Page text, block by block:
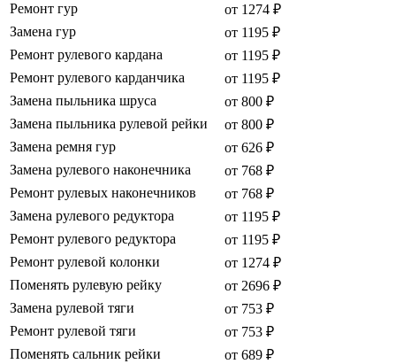
Ремонт гур
от 1274 ₽
Замена гур
от 1195 ₽
Ремонт рулевого кардана
от 1195 ₽
Ремонт рулевого карданчика
от 1195 ₽
Замена пыльника шруса
от 800 ₽
Замена пыльника рулевой рейки
от 800 ₽
Замена ремня гур
от 626 ₽
Замена рулевого наконечника
от 768 ₽
Ремонт рулевых наконечников
от 768 ₽
Замена рулевого редуктора
от 1195 ₽
Ремонт рулевого редуктора
от 1195 ₽
Ремонт рулевой колонки
от 1274 ₽
Поменять рулевую рейку
от 2696 ₽
Замена рулевой тяги
от 753 ₽
Ремонт рулевой тяги
от 753 ₽
Поменять сальник рейки
от 689 ₽